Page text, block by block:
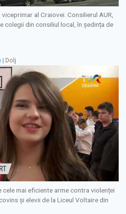
al Craiovei. Consilierul AUR,
colegii din consiliul local, în ședința de
| Dolj
mai eficiente arme contra violenței
și elevii de la Liceul Voltaire din